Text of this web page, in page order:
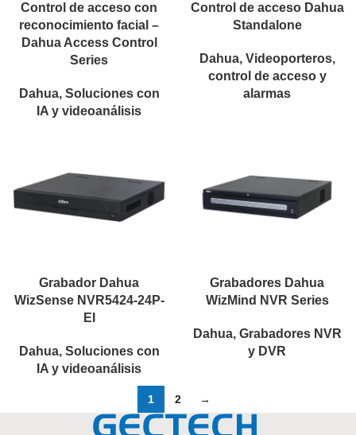
Control de acceso con
reconocimiento facial –
Dahua Access Control
Series
Dahua, Soluciones con
IA y videoanálisis
Control de acceso Dahua
Standalone
Dahua, Videoporteros,
control de acceso y
alarmas
Grabador Dahua
WizSense NVR5424-24P-
EI
Dahua, Soluciones con
IA y videoanálisis
Grabadores Dahua
WizMind NVR Series
Dahua, Grabadores NVR
y DVR
1 2 →